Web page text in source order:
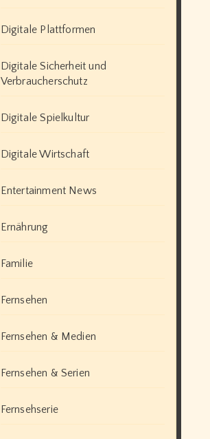
Digitale Plattformen
Digitale Sicherheit und
Verbraucherschutz
Digitale Spielkultur
Digitale Wirtschaft
Entertainment News
Ernährung
Familie
Fernsehen
Fernsehen & Medien
Fernsehen & Serien
Fernsehserie